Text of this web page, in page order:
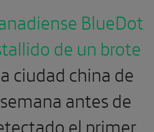
BlueDot
de un brote
ciudad china de
antes de
el primer